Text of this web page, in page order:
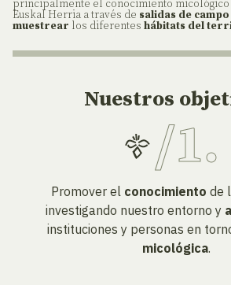
principalmente el conocimiento
Euskal Herria a través de salidas de campo
muestrear los diferentes hábitats del
Nuestros
Promover el conocimiento de
investigando nuestro entorno y
instituciones y personas en
micológica.